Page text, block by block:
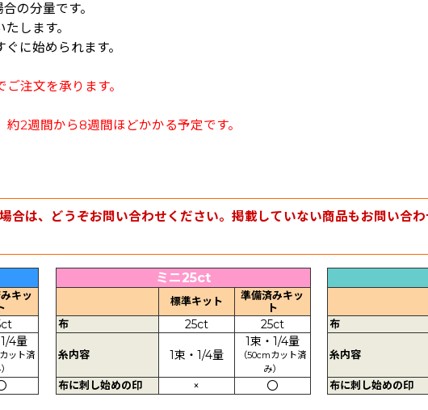
の分量です。
します。
に始められます。
注文を承ります。
2週間から8週間ほどかかる予定です。
合は、どうぞお問い合わせください。掲載していない商品もお問い合
キッ
4量
ット済
ミニ25ct
標準キット
準備済みキッ
ト
布
25ct 25ct
糸内容 1束・1/4量
1束・1/4量
（50cmカット済
み）
布に刺し始めの印 × 〇
布
糸内容
布に刺し始めの印